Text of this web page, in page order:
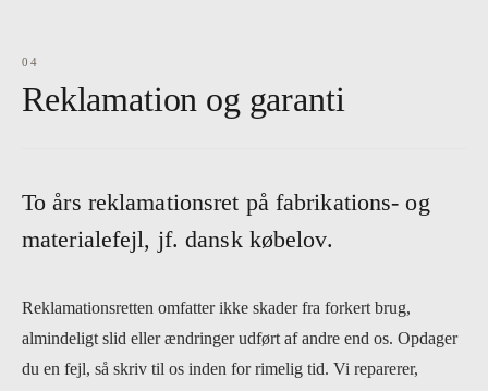
04
Reklamation og garanti
To års reklamationsret på fabrikations- og
materialefejl, jf. dansk købelov.
Reklamationsretten omfatter ikke skader fra forkert brug,
almindeligt slid eller ændringer udført af andre end os. Opdager
du en fejl, så skriv til os inden for rimelig tid. Vi reparerer,